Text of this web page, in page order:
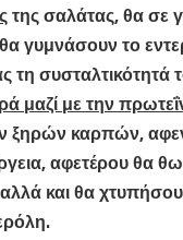
της σαλάτας, θα σε
θα γυμνάσουν το
τη συσταλτικότητά
μαζί με την
ξηρών καρπών,
αφετέρου θα
και θα